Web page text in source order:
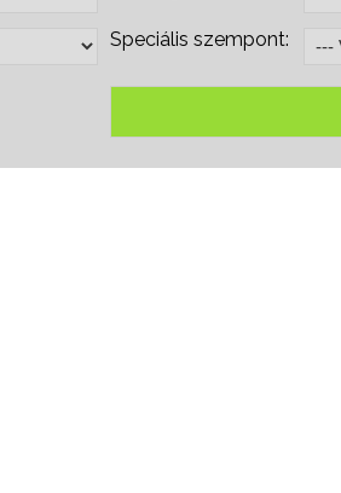
Speciális szempont: